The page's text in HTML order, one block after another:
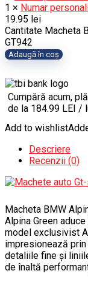
1 × Numar
19.95 lei
Cantitate Macheta
GT942
Adaugă în coș
Cumpără acum,
de la 184.99 LEI /
Add to wishlist
Descriere
Recenzii (0)
Macheta BMW
Alpina Green
model exclusivist
impresionează prin
detaliile fine și
de înaltă